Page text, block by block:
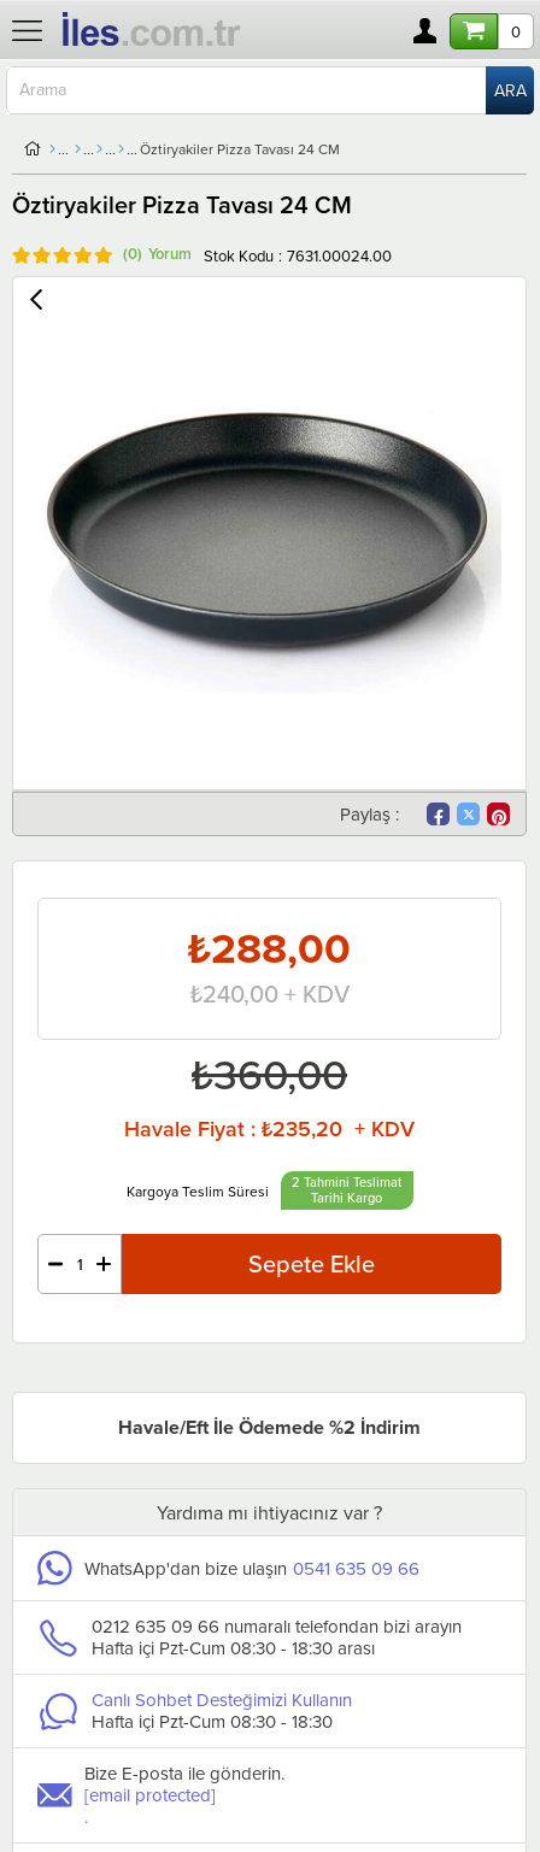
0
Öztiryakiler Pizza Tavası 24 CM
Öztiryakiler Pizza Tavası 24 CM
(0) Stok Kodu 7631.00024.00
Paylaş :
₺360,00
₺288,00
₺240,00+ KDV
Havale Fiyat : ₺235,20 + KDV
2 Tahmini Teslimat
Tarihi
Havale/Eft İle Ödemede %2 İndirim
Yardıma mı ihtiyacınız var ?
WhatsApp'dan bize ulaşın 0541 635 09 66
0212 635 09 66 numaralı telefondan bizi arayın
Hafta içi Pzt-Cum 08:30 - 18:30 arası
Canlı Sohbet Desteğimizi Kullanın
Hafta içi Pzt-Cum 08:30 - 18:30
Bize E-posta ile gönderin.
[email protected]
.